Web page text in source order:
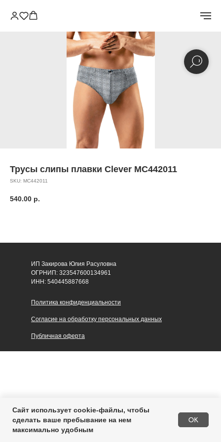
Трусы слипы плавки Clever MC442011
SKU: MC442011
540.00 р.
Купить
Сайт использует cookie-файлы, чтобы
сделать ваше пребывание на нем
максимально удобным
OK
ИП Закирова Юлия Расуловна
ОГРНИП: 323547600134961
ИНН: 540445887668
Политика конфиденциальности
Согласие на обработку персональных данных
Публичная оферта